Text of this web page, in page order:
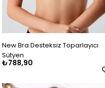
New Bra Desteksiz Toparlayıcı
Sütyen
₺788,90